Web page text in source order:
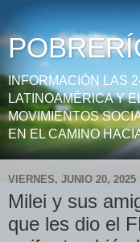
INFORMACIÓN LAS
LATINOAMÉRICA Y
MOVIMIENTOS
EN EL CAMINO
VIERNES, JUNIO 20, 2025
Milei y sus
que les dio el